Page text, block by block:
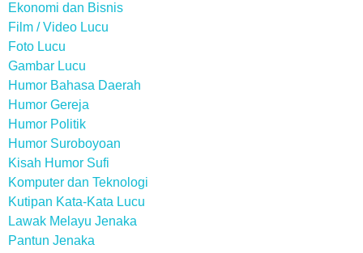
Ekonomi dan Bisnis
Film / Video Lucu
Foto Lucu
Gambar Lucu
Humor Bahasa Daerah
Humor Gereja
Humor Politik
Humor Suroboyoan
Kisah Humor Sufi
Komputer dan Teknologi
Kutipan Kata-Kata Lucu
Lawak Melayu Jenaka
Pantun Jenaka